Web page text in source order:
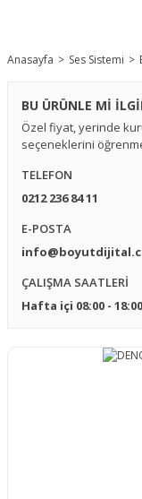
Anasayfa Ses Sistemi
BU ÜRÜNLE Mİ
Özel fiyat, yerinde
seçeneklerini
TELEFON
0212 236 84 11
E-POSTA
ÇALIŞMA SAATLERİ
Hafta içi 08:00 -